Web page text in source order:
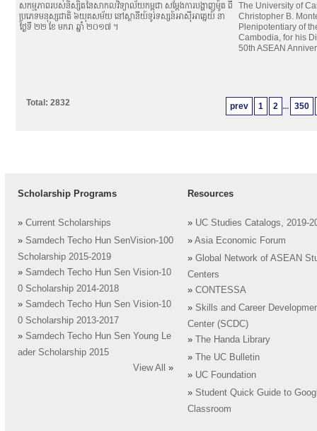
សកម្មភាពរបស់និស្សិតនៃសាកលវិទ្យាល័យកម្ពុជា សម្ដែងការបង្ហាញម៉ូត ពី
ប្រភេទមនុស្សជាតិ ៦យុគសម័យ នៅស្ថានីយ៍ទូរទស្សន៍អាស៊ីអាគ្នេយ៍ នា
ថ្ងៃទី ២២ ខែ មករា ឆ្នាំ ២០១៧ ។
The University of
Christopher B.
Plenipotentiary of
Cambodia, for his
50th ASEAN
prev 1 2 ... 350
Total: 2832
Scholarship Programs
» Current Scholarships
» Samdech Techo Hun SenVision-100
Scholarship 2015-2019
» Samdech Techo Hun Sen Vision-10
0 Scholarship 2014-2018
» Samdech Techo Hun Sen Vision-10
0 Scholarship 2013-2017
» Samdech Techo Hun Sen Young Le
ader Scholarship 2015
View All
»
Resources
» UC Studies Catalogs, 2019-
» Asia Economic Forum
» Global Network of ASEAN
Centers
» CONTESSA
» Skills and Career
Center (SCDC)
»
The Handa Library
»
The UC Bulletin
» UC Foundation
» Student Quick Guide to
Classroom